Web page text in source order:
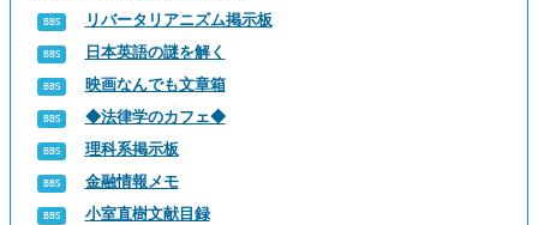
リバータリアニズム掲示板
日本英語の謎を解く
映画なんでも文章箱
◆法律学のカフェ◆
理科系掲示板
金融情報メモ
小室直樹文献目録